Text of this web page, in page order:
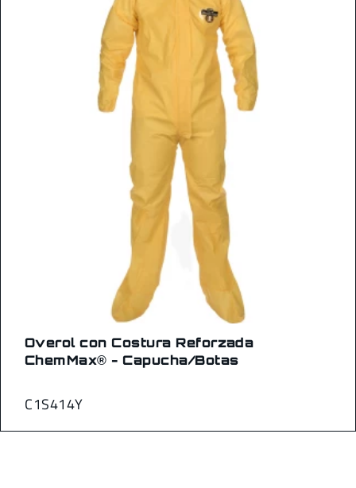
C1S414Y
Overol con Costura Reforzada
ChemMax® - Capucha/Botas